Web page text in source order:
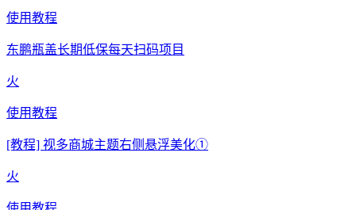
使用教程
东鹏瓶盖长期低保每天扫码项目
火
使用教程
[教程] 视多商城主题右侧悬浮美化①
火